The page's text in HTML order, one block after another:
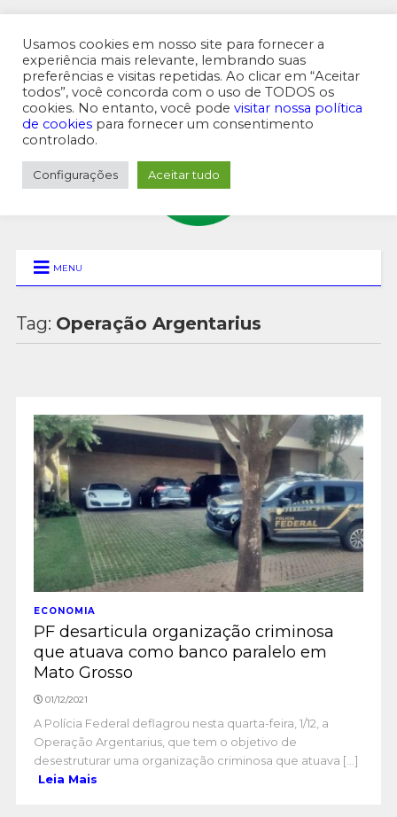
MENU SUPERIOR
MENU
Tag: Operação Argentarius
ECONOMIA
PF desarticula organização criminosa
que atuava como banco paralelo em
Mato Grosso
01/12/2021
A Polícia Federal deflagrou nesta quarta-feira, 1/12, a
Operação Argentarius, que tem o objetivo de
desestruturar uma organização criminosa que atuava [...]
Leia Mais
Usamos cookies em nosso site para fornecer a
experiência mais relevante, lembrando suas
preferências e visitas repetidas. Ao clicar em “Aceitar
todos”, você concorda com o uso de TODOS os
cookies. No entanto, você pode visitar nossa política
de cookies para fornecer um consentimento
controlado.
Configurações Aceitar tudo